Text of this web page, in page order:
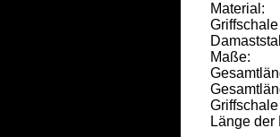
Material:
Maße:
Länge der